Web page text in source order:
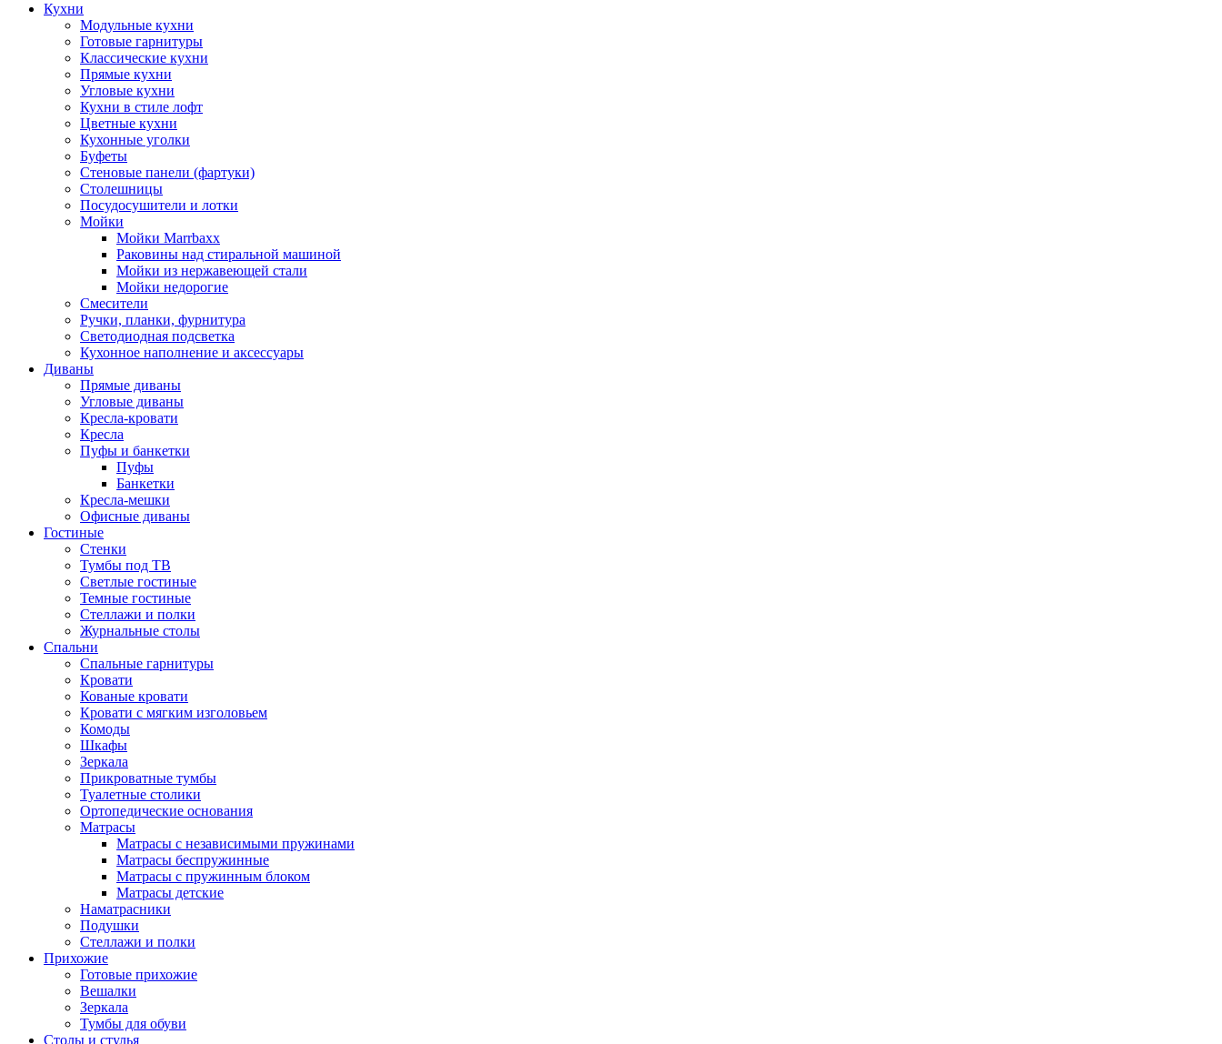
Кухни
Модульные кухни
Готовые гарнитуры
Классические кухни
Прямые кухни
Угловые кухни
Кухни в стиле лофт
Цветные кухни
Кухонные уголки
Буфеты
Стеновые панели (фартуки)
Столешницы
Посудосушители и лотки
Мойки
Мойки Marrbaxx
Раковины над стиральной машиной
Мойки из нержавеющей стали
Мойки недорогие
Смесители
Ручки, планки, фурнитура
Светодиодная подсветка
Кухонное наполнение и аксессуары
Диваны
Прямые диваны
Угловые диваны
Кресла-кровати
Кресла
Пуфы и банкетки
Пуфы
Банкетки
Кресла-мешки
Офисные диваны
Гостиные
Стенки
Тумбы под ТВ
Светлые гостиные
Темные гостиные
Стеллажи и полки
Журнальные столы
Спальни
Спальные гарнитуры
Кровати
Кованые кровати
Кровати с мягким изголовьем
Комоды
Шкафы
Зеркала
Прикроватные тумбы
Туалетные столики
Ортопедические основания
Матрасы
Матрасы с независимыми пружинами
Матрасы беспружинные
Матрасы с пружинным блоком
Матрасы детские
Наматрасники
Подушки
Стеллажи и полки
Прихожие
Готовые прихожие
Вешалки
Зеркала
Тумбы для обуви
Столы и стулья